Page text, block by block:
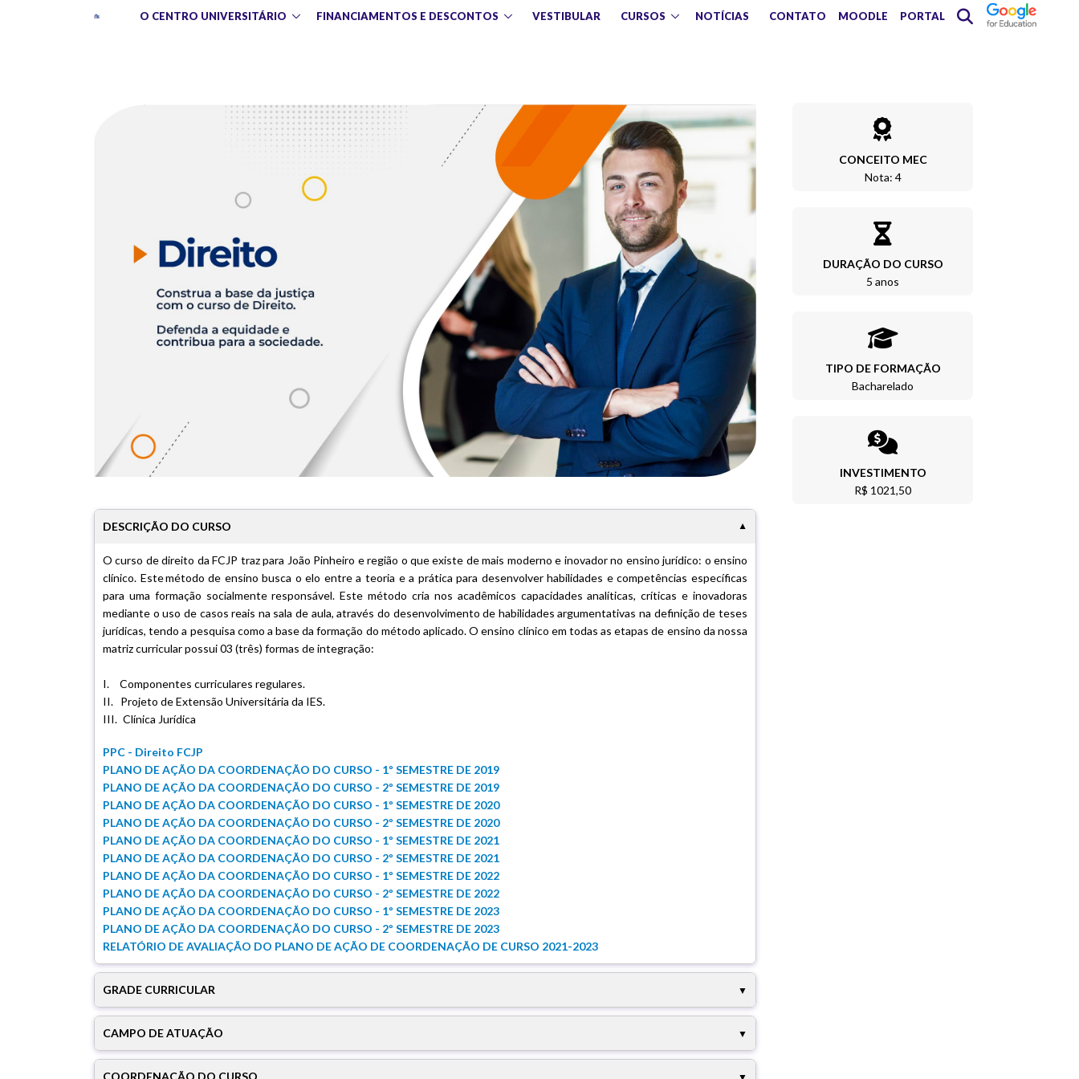
O CENTRO UNIVERSITÁRIO FINANCIAMENTOS E DESCONTOS VESTIBULAR CURSOS NOTÍCIAS CONTATO MOODLE PORTAL
DESCRIÇÃO DO CURSO
O curso de direito da FCJP traz para João Pinheiro e região o que existe de mais moderno e inovador no ensino jurídico: o ensino
clínico. Este método de ensino busca o elo entre a teoria e a prática para desenvolver habilidades e competências específicas
para uma formação socialmente responsável. Este método cria nos acadêmicos capacidades analíticas, críticas e inovadoras
mediante o uso de casos reais na sala de aula, através do desenvolvimento de habilidades argumentativas na definição de teses
jurídicas, tendo a pesquisa como a base da formação do método aplicado. O ensino clínico em todas as etapas de ensino da nossa
matriz curricular possui 03 (três) formas de integração:
I. Componentes curriculares regulares.
II. Projeto de Extensão Universitária da IES.
III. Clínica Jurídica
PPC - Direito FCJP
PLANO DE AÇÃO DA COORDENAÇÃO DO CURSO - 1º SEMESTRE DE 2019
PLANO DE AÇÃO DA COORDENAÇÃO DO CURSO - 2º SEMESTRE DE 2019
PLANO DE AÇÃO DA COORDENAÇÃO DO CURSO - 1º SEMESTRE DE 2020
PLANO DE AÇÃO DA COORDENAÇÃO DO CURSO - 2º SEMESTRE DE 2020
PLANO DE AÇÃO DA COORDENAÇÃO DO CURSO - 1º SEMESTRE DE 2021
PLANO DE AÇÃO DA COORDENAÇÃO DO CURSO - 2º SEMESTRE DE 2021
PLANO DE AÇÃO DA COORDENAÇÃO DO CURSO - 1º SEMESTRE DE 2022
PLANO DE AÇÃO DA COORDENAÇÃO DO CURSO - 2º SEMESTRE DE 2022
PLANO DE AÇÃO DA COORDENAÇÃO DO CURSO - 1º SEMESTRE DE 2023
PLANO DE AÇÃO DA COORDENAÇÃO DO CURSO - 2º SEMESTRE DE 2023
RELATÓRIO DE AVALIAÇÃO DO PLANO DE AÇÃO DE COORDENAÇÃO DE CURSO 2021-2023
GRADE CURRICULAR
CAMPO DE ATUAÇÃO
COORDENAÇÃO DO CURSO
CONCEITO MEC
Nota: 4
DURAÇÃO DO CURSO
5 anos
TIPO DE FORMAÇÃO
Bacharelado
INVESTIMENTO
R$ 1021,50